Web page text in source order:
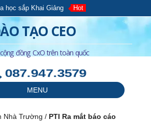
học sắp Khai Giảng Hot
TẠO CEO
đồng CxO trên toàn quốc
087.947.3579
MENU
Nhà Trường / PTI Ra mắt báo cáo